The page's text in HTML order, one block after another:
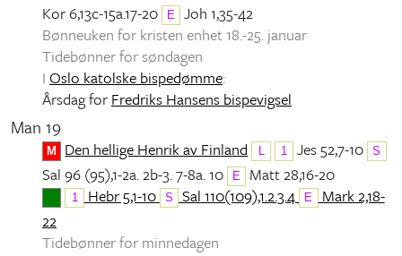
Kor 6,13c-15a.17-20
E
Joh 1,35-42
Bønneuken for kristen enhet 18.-25. januar
Tidebønner for søndagen
I Oslo katolske bispedømme:
Årsdag forFredriks Hansens bispevigsel
Man 19
M Den hellige Henrik av Finland L 1 Jes 52,7-10 S
Sal 96 (95),1-2a. 2b-3. 7-8a. 10 E Matt 28,16-20
1 Hebr 5,1-10 S Sal 110(109),1.2.3.4 E Mark 2,18-
22
Tidebønner for minnedagen